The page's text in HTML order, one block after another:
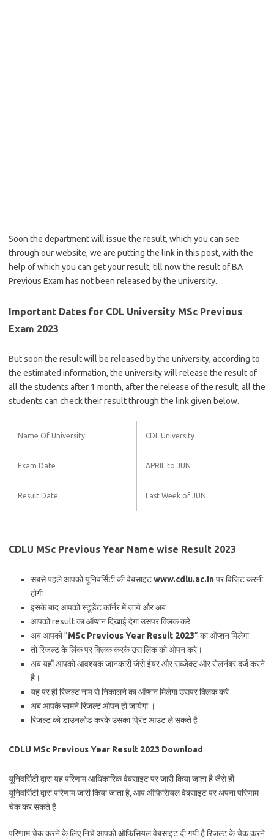
Soon the department will issue the result, which you can see
through our website, we are putting the link in this post, with the
help of which you can get your result, till now the result of BA
Previous Exam has not been released by the university.
Important Dates for CDL University MSc Previous
Exam 2023
But soon the result will be released by the university, according to
the estimated information, the university will release the result of
all the students after 1 month, after the release of the result, all the
students can check their result through the link given below.
Name Of University CDL University
Exam Date APRIL to JUN
Result Date Last Week of JUN
CDLU MSc Previous Year Name wise Result 2023
सबसे पहले आपको यूनिवर्सिटी की वेबसाइटwww.cdlu.ac.inपर विजिट करनी
होगी
इसके बाद आपको स्टूडेंट कॉर्नर में जाये और अब
आपको result का ऑप्शन दिखाई देगा उसपर क्लिक करे
अब आपको “MSc Previous Year Result 2023” का ऑप्शन मिलेगा
तो रिजल्ट के लिंक पर क्लिक करके उस लिंक को ओपन करे।
अब यहाँ आपको आवश्यक जानकारी जैसे ईयर और सब्जेक्ट और रोलनंबर दर्ज करने
है।
यह पर ही रिजल्ट नाम से निकालने का ऑप्शन मिलेगा उसपर क्लिक करे
अब आपके सामने रिजल्ट ओपन हो जायेगा ।
रिजल्ट को डाउनलोड करके उसका प्रिंट आउट ले सकते है
CDLU MSc Previous Year Result 2023 Download
यूनिवर्सिटी द्वारा यह परिणाम आधिकारिक वेबसाइट पर जारी किया जाता है जैसे ही
यूनिवर्सिटी द्वारा परिणाम जारी किया जाता है, आप ऑफिसियल वेबसाइट पर अपना परिणाम
चेक कर सकते है
परिणाम चेक करने के लिए निचे आपको ऑफिसियल वेबसाइट दी गयी है रिजल्ट के चेक करने